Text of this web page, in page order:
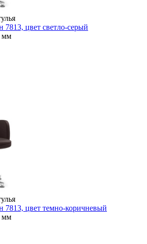
7813, цвет светло-серый
мм
7813, цвет темно-коричневый
мм